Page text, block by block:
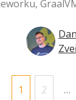
1 2 …